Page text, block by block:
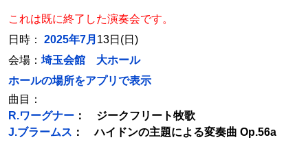
これは既に終了した演奏会です。
日時： 2025年7月 13日(日)
会場： 埼玉会館 大ホール
ホールの場所をアプリで表示
曲目：
R.ワーグナー ： ジークフリート牧歌
J.ブラームス ： ハイドンの主題による変奏曲 Op.56a